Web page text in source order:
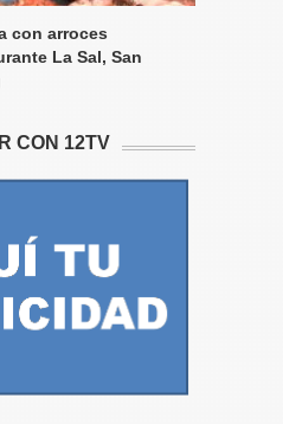
con arroces
La Sal, San
CON 12TV